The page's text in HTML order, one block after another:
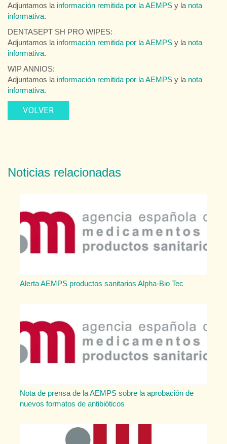
Adjuntamos la información remitida por la AEMPS y la nota
informativa.
DENTASEPT SH PRO WIPES:
Adjuntamos la información remitida por la AEMPS y la nota
informativa.
WIP ANNIOS:
Adjuntamos la información remitida por la AEMPS y la nota
informativa.
VOLVER
Noticias relacionadas
Alerta AEMPS productos sanitarios Alpha-Bio Tec
Nota de prensa de la AEMPS sobre la aprobación de
nuevos formatos de antibióticos